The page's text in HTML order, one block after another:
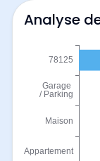
Analyse